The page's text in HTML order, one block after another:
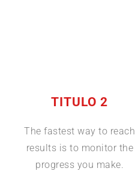
TITULO 2
The fastest way to reach
results is to monitor the
progress you make.